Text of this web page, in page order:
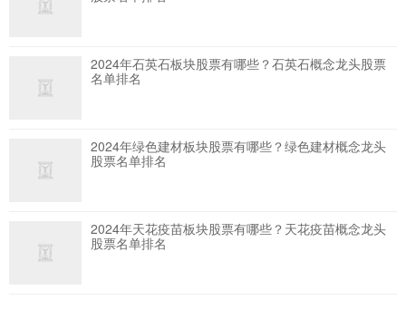
2024年石英石板块股票有哪些？石英石概念龙头股票
名单排名
2024年绿色建材板块股票有哪些？绿色建材概念龙头
股票名单排名
2024年天花疫苗板块股票有哪些？天花疫苗概念龙头
股票名单排名